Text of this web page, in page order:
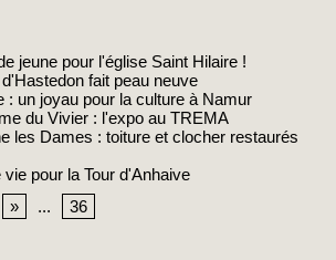
jeune pour l'église Saint Hilaire !
fait peau neuve
: un joyau pour la culture à Namur
du Vivier : l'expo au TREMA
les Dames : toiture et clocher restaurés
pour la Tour d'Anhaive
» ... 36